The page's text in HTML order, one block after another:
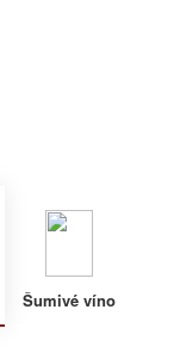
Šumivé víno